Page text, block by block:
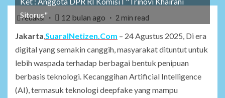
redaksi 12 bulan ago 2 min read
Sitorus"
Jakarta,SuaraINetizen.Com – 24 Agustus 2025, Di era
digital yang semakin canggih, masyarakat dituntut untuk
lebih waspada terhadap berbagai bentuk penipuan
berbasis teknologi. Kecanggihan Artificial Intelligence
(AI), termasuk teknologi deepfake yang mampu